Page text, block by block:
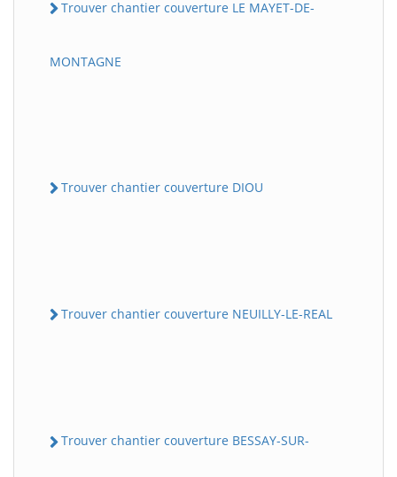
Trouver chantier couverture LE MAYET-DE-
MONTAGNE
Trouver chantier couverture DIOU
Trouver chantier couverture NEUILLY-LE-REAL
Trouver chantier couverture BESSAY-SUR-